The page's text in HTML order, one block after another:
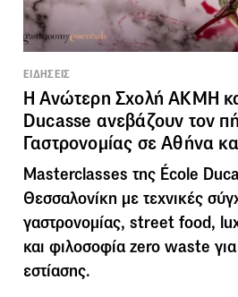
ΕΙΔΗΣΕΙΣ
Η Ανώτερη Σχολή ΑΚΜΗ
Ducasse ανεβάζουν τον
Γαστρονομίας σε Αθήνα
Masterclasses της École
Θεσσαλονίκη με τεχνικές
γαστρονομίας, street food,
και φιλοσοφία zero waste
εστίασης.